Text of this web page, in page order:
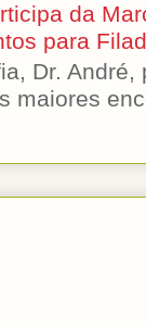
da
para
Dr.
maiores